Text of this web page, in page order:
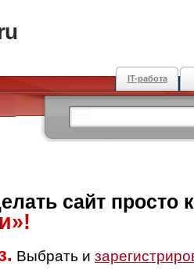
IT-работа
сайт просто
Выбрать и